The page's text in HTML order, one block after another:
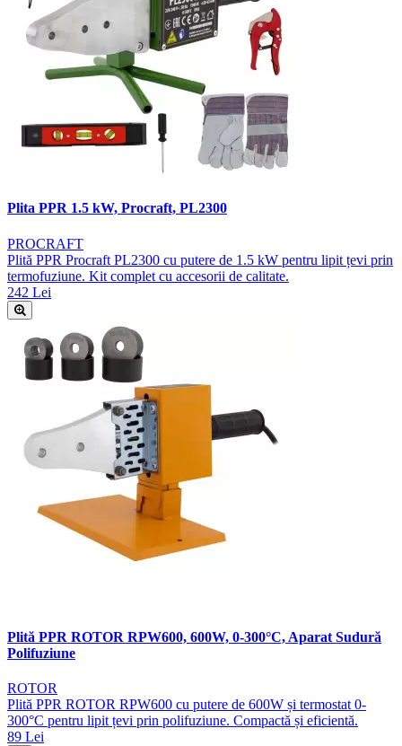
Plita PPR 1.5 kW, Procraft, PL2300
PROCRAFT
Plită PPR Procraft PL2300 cu putere de 1.5 kW pentru lipit țevi prin
termofuziune. Kit complet cu accesorii de calitate.
242 Lei
Plită PPR ROTOR RPW600, 600W, 0-300°C, Aparat Sudură
Polifuziune
ROTOR
Plită PPR ROTOR RPW600 cu putere de 600W și termostat 0-
300°C pentru lipit țevi prin polifuziune. Compactă și eficientă.
89 Lei